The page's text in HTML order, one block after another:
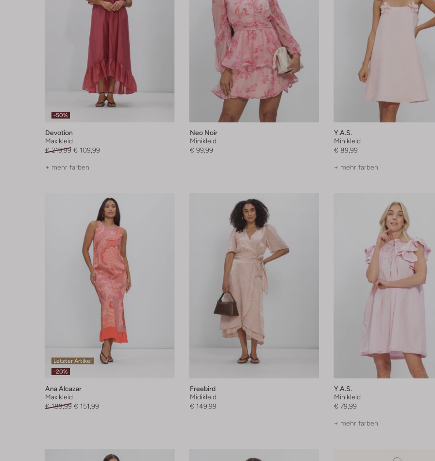
-50%
Devotion
Maxikleid
€ 219,99 € 109,99
+ mehr farben
Neo Noir
Minikleid
€ 99,99
Y.a.s.
Minikleid
€ 89,99
+ mehr farben
Letzter Artikel
-20%
Ana Alcazar
Maxikleid
€ 189,99 € 151,99
Freebird
Midikleid
€ 149,99
Y.a.s.
Minikleid
€ 79,99
+ mehr farben